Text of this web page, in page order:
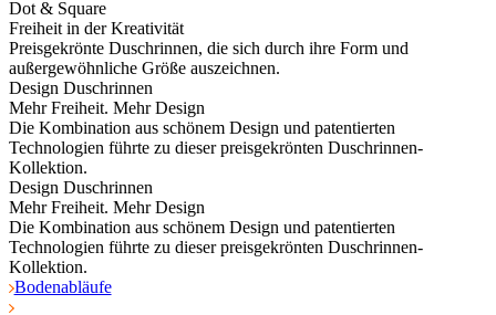
Dot & Square
Freiheit in der Kreativität
Preisgekrönte Duschrinnen, die sich durch ihre Form und
außergewöhnliche Größe auszeichnen.
Design Duschrinnen
Mehr Freiheit. Mehr Design
Die Kombination aus schönem Design und patentierten
Technologien führte zu dieser preisgekrönten Duschrinnen-
Kollektion.
Design Duschrinnen
Mehr Freiheit. Mehr Design
Die Kombination aus schönem Design und patentierten
Technologien führte zu dieser preisgekrönten Duschrinnen-
Kollektion.
Bodenabläufe